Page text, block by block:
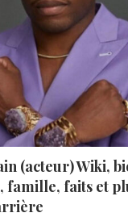
(acteur) Wiki,
famille, faits et